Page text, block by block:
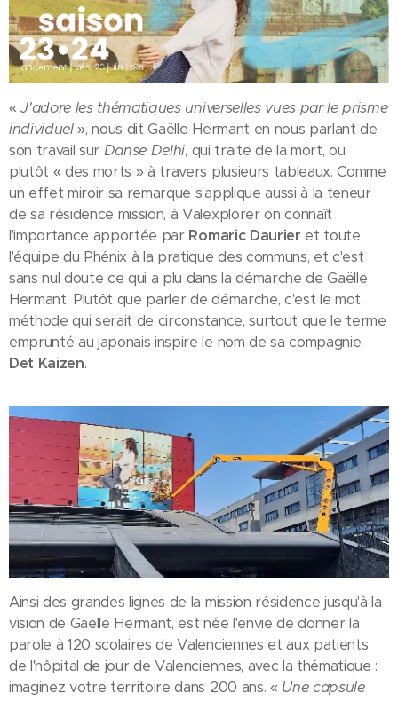
«J'adore les thématiques universelles vues par le prisme
individuel», nous dit Gaëlle Hermant en nous parlant de
son travail sur Danse Delhi, qui traite de la mort, ou
plutôt « des morts » à travers plusieurs tableaux. Comme
un effet miroir sa remarque s'applique aussi à la teneur
de sa résidence mission, à Valexplorer on connaît
l'importance apportée par Romaric Daurier et toute
l'équipe du Phénix à la pratique des communs, et c'est
sans nul doute ce qui a plu dans la démarche de Gaëlle
Hermant. Plutôt que parler de démarche, c'est le mot
méthode qui serait de circonstance, surtout que le terme
emprunté au japonais inspire le nom de sa compagnie
Det Kaizen.
Ainsi des grandes lignes de la mission résidence jusqu'à la
vision de Gaëlle Hermant, est née l'envie de donner la
parole à 120 scolaires de Valenciennes et aux patients
de l'hôpital de jour de Valenciennes, avec la thématique :
imaginez votre territoire dans 200 ans. « Une capsule